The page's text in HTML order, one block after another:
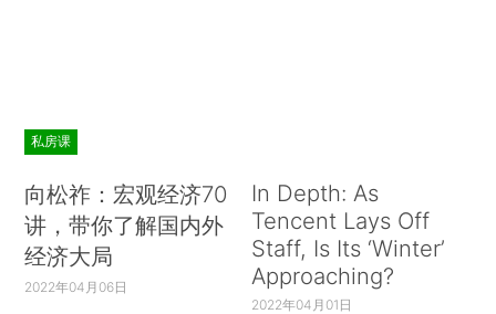
私房课
向松祚：宏观经济70
讲，带你了解国内外
经济大局
2022年04月06日
In Depth: As
Tencent Lays Off
Staff, Is Its ‘Winter’
Approaching?
2022年04月01日